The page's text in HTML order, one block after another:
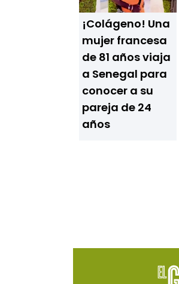
¡Colágeno! Una
mujer francesa
de 81 años viaja
a Senegal para
conocer a su
pareja de 24
años